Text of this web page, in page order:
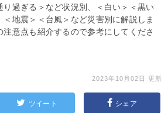
過ぎる＞など状況別、＜白い＞＜黒い
＜地震＞＜台風＞など災害別に解説しま
意点も紹介するので参考にしてくださ
2023年10月02日 更新
ツイート シェア